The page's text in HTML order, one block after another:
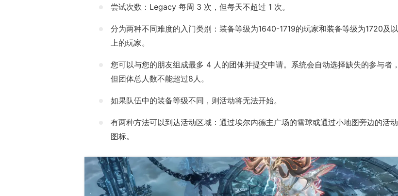
尝试次数：Legacy 每周 3 次，但每天不超过 1 次。
分为两种不同难度的入门类别：装备等级为1640-1719的玩家和装备等级为1720及以
上的玩家。
您可以与您的朋友组成最多 4 人的团体并提交申请。系统会自动选择缺失的参与者，
但团体总人数不能超过8人。
如果队伍中的装备等级不同，则活动将无法开始。
有两种方法可以到达活动区域：通过埃尔内德主广场的雪球或通过小地图旁边的活动
图标。